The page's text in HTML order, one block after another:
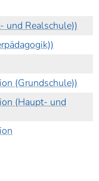
und Realschule))
(Grundschule))
(Haupt- und